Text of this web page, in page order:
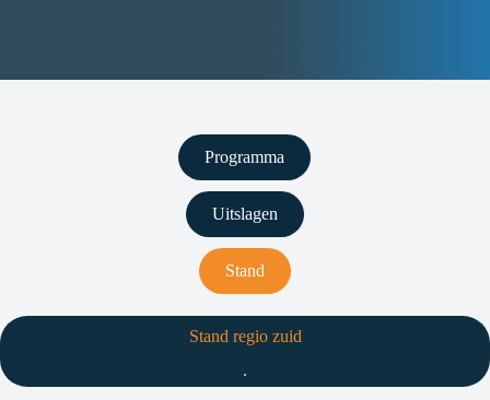
Programma
Uitslagen
Stand
Stand regio zuid